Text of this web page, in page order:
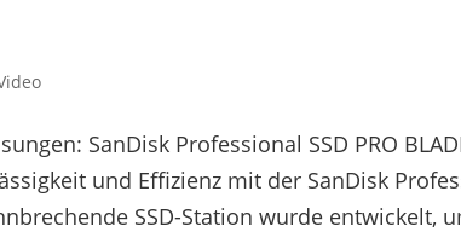
SanDisk Professional SSD PRO
und Effizienz mit der SanDisk
SSD-Station wurde entwickelt,